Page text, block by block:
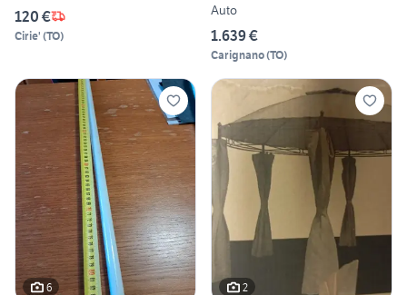
120 €
Cirie' (TO)
Auto
1.639 €
Carignano(TO)
6 2